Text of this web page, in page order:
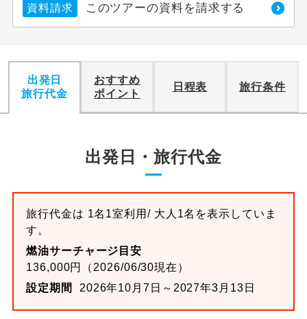
資料請求 このツアーの資料を請求する
出発日
旅行代金
おすすめ
ポイント
日程表 旅行条件
出発日・旅行代金
旅行代金は 1名1室利用/ 大人1名を表示していま
す。
燃油サーチャージ目安
136,000円（2026/06/30現在）
設定期間
2026年10月7日～2027年3月13日